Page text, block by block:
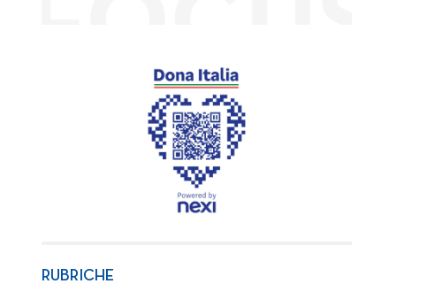
RUBRICHE